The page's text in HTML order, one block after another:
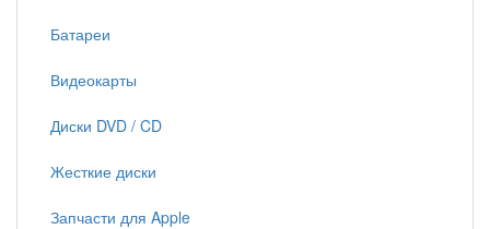
Батареи
Видеокарты
Диски DVD / CD
Жесткие диски
Запчасти для Apple